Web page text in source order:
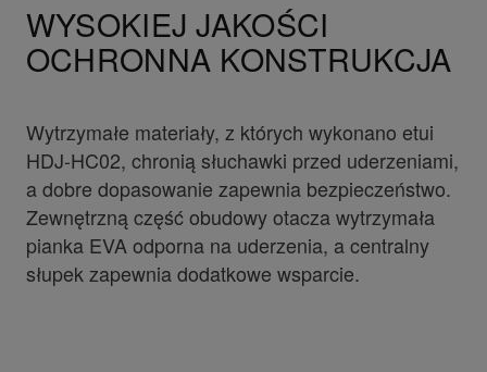
WYSOKIEJ JAKOŚCI
OCHRONNA KONSTRUKCJA
Wytrzymałe materiały, z których wykonano etui
HDJ-HC02, chronią słuchawki przed uderzeniami,
a dobre dopasowanie zapewnia bezpieczeństwo.
Zewnętrzną część obudowy otacza wytrzymała
pianka EVA odporna na uderzenia, a centralny
słupek zapewnia dodatkowe wsparcie.